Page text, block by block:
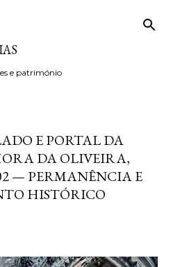
para o conteúdo principal
e património
E PORTAL DA
DA OLIVEIRA,
— PERMANÊNCIA E
HISTÓRICO